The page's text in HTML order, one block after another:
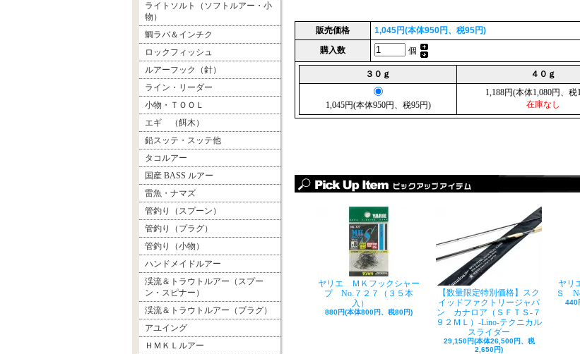
ライトソルト（ソフトルアー・小
物）
鯛ラバ＆インチク
ロックフィッシュ
ルアーフック（針）
ライン・リーダー
小物・ＴＯＯＬ
エギ （餌木）
鉛スッテ・スッテ他
タコルアー
国産 BASS ルアー
雷魚・ナマズ
管釣り（スプーン）
管釣り（プラグ）
管釣り（小物）
ハンドメイドルアー
渓流＆トラウトルアー（スプー
ン・スピナー）
渓流＆トラウトルアー（プラグ）
アユイング
ＨＭＫＬルアー
販売価格
1,045円(本体950円、税95円)
購入数
個
３０ｇ ４０ｇ
1,045円(本体950円、税95円)
1,188円(本体1,080円、税
在庫なし
ヤリエ ＭＫフックシャー
プ No.７２７（３５本
入）
880円(本体800円、税80円)
【数量限定特別価格】スク
イッドファクトリージャパ
ン カナロア（ＳＦＴＳ-７
９２ＭＬ）-Lino-テクニカル
スライダー
29,150円(本体26,500円、税
2,650円)
ヤリ
Ｓ
440